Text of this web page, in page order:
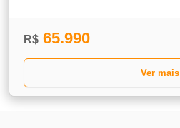
R$ 65.990
Ver mais